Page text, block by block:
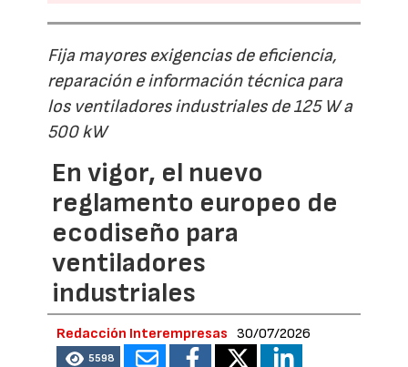
Fija mayores exigencias de eficiencia,
reparación e información técnica para
los ventiladores industriales de 125 W a
500 kW
En vigor, el nuevo
reglamento europeo de
ecodiseño para
ventiladores
industriales
Redacción Interempresas 30/07/2026
5598